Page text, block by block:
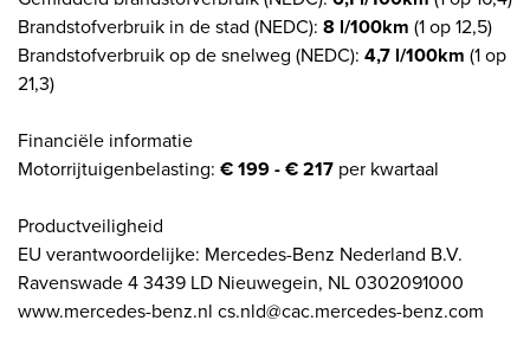
Brandstofverbruik in de stad (NEDC): 8 l/100km (1 op 12,5)
Brandstofverbruik op de snelweg (NEDC): 4,7 l/100km (1 op
21,3)
Financiële informatie
Motorrijtuigenbelasting: € 199 - € 217 per kwartaal
Productveiligheid
EU verantwoordelijke: Mercedes-Benz Nederland B.V.
Ravenswade 4 3439 LD Nieuwegein, NL 0302091000
www.mercedes-benz.nl cs.nld@cac.mercedes-benz.com